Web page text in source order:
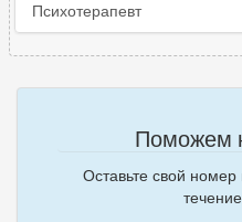
Психотерапевт
Поможем
Оставьте свой